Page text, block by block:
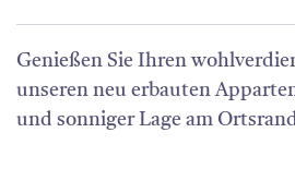
Genießen Sie Ihren
unseren neu erbauten
und sonniger Lage am